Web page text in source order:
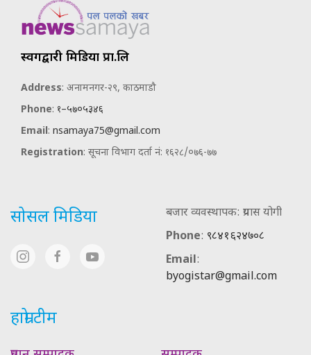
स्वर्गद्वारी मिडिया प्रा.लि
Address: अनामनगर-२९, काठमाडौ
Phone: १–५७०५३४६
Email: nsamaya75@gmail.com
Registration: सूचना विभाग दर्ता नं: १६२८/०७६-७७
सोसल मिडिया
बजार व्यवस्थापक: प्रयास योगी
Phone: ९८४१६२४७०८
Email:
byogistar@gmail.com
हाम्रो टीम